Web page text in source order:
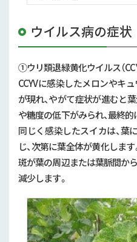
ウイルス病の症状
①ウリ類退緑黄化ウイルス（
CCYVに感染したメロンやキュ
が現れ、やがて症状が進むと
や糖度の低下がみられ、最終的
同じく感染したスイカは、葉
じ、次第に葉全体が黄化しま
斑が葉の周辺または葉脈間か
減少します。